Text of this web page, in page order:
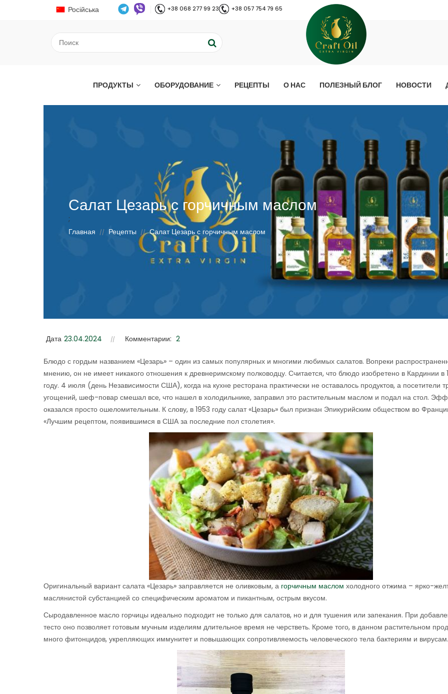
Російська +38 068 277 99 23 +38 057 754 79 65
ПРОДУКТЫ ОБОРУДОВАНИЕ РЕЦЕПТЫ О НАС ПОЛЕЗНЫЙ БЛОГ НОВОСТИ
Салат Цезарь с горчичным маслом
;
Главная
// Рецепты // Салат Цезарь с горчичным маслом
Дата 23.04.2024 Комментарии: 2
Блюдо с гордым названием «Цезарь» – один из самых популярных и многими любимых салатов. Вопреки
мнению, он не имеет никакого отношения к древнеримскому полководцу. Считается, что блюдо изобретено в Кардинии в
году. 4 июля (день Независимости США), когда на кухне ресторана практически не оставалось продуктов, а посетители
угощений, шеф-повар смешал все, что нашел в холодильнике, заправил это растительным маслом и подал на стол.
оказался просто ошеломительным. К слову, в 1953 году салат «Цезарь» был признан Эпикурийским обществом во
«Лучшим рецептом, появившимся в США за последние пол столетия».
Оригинальный вариант салата «Цезарь» заправляется не оливковым, а горчичным маслом холодного отжима – ярко-
маслянистой субстанцией со специфическим ароматом и пикантным, острым вкусом.
Сыродавленное масло горчицы идеально подходит не только для салатов, но и для тушения или запекания. При
тесто оно позволяет готовым мучным изделиям длительное время не черстветь. Кроме того, в данном растительном
много фитонцидов, укрепляющих иммунитет и повышающих сопротивляемость человеческого тела бактериям и вирусам.